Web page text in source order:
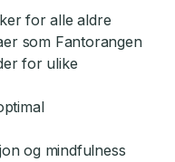
for alle aldre
som Fantorangen
for ulike
og mindfulness